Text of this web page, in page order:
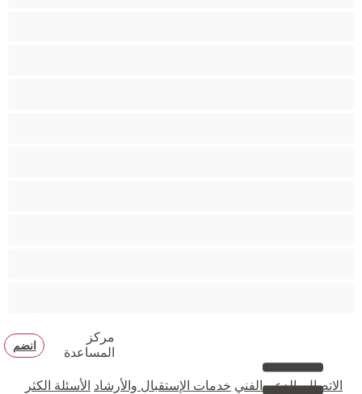
مركز
المساعدة
انضم
الاتصال بالدعم الفني خدمات الإستقبال والأرشاد الأسئلة الكثر